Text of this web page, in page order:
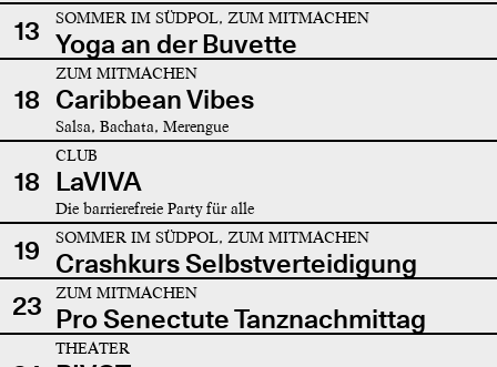
13 SOMMER IM SÜDPOL, ZUM MITMACHEN
Yoga an der Buvette
18
ZUM MITMACHEN
Caribbean Vibes
Salsa, Bachata, Merengue
18
CLUB
LaVIVA
Die barrierefreie Party für alle
19 SOMMER IM SÜDPOL, ZUM MITMACHEN
Crashkurs Selbstverteidigung
23
ZUM MITMACHEN
Pro Senectute Tanznachmittag
THEATER